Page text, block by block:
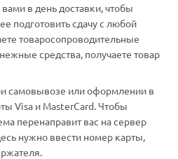
в день доставки, чтобы
подготовить сдачу с любой
товаросопроводительные
средства, получаете товар
самовывозе или оформлении в
Visa и MasterCard. Чтобы
перенаправит вас на сервер
нужно ввести номер карты,